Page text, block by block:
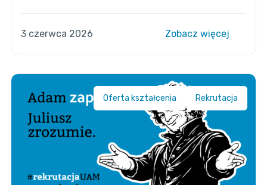
3 czerwca 2026 Zobacz więcej
Oferta kształcenia Rekrutacja